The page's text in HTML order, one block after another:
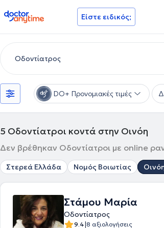
doctoranytime Είστε ειδικός;
DO+ Προνομιακές τιμές
5 Οδοντίατροι κοντά στην Οινόη
Δεν βρέθηκαν Οδοντίατροι με online
Στερεά Ελλάδα Νομός Βοιωτίας
Στάμου Μαρία
Οδοντίατρος
9.4|8 αξιολογήσεις